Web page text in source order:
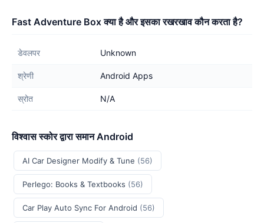
Fast Adventure Box क्या है और इसका रखरखाव कौन करता है?
डेवलपर Unknown
श्रेणी Android Apps
स्रोत N/A
विश्वास स्कोर द्वारा समान Android
AI Car Designer Modify & Tune (56)
Perlego: Books & Textbooks (56)
Car Play Auto Sync For Android (56)